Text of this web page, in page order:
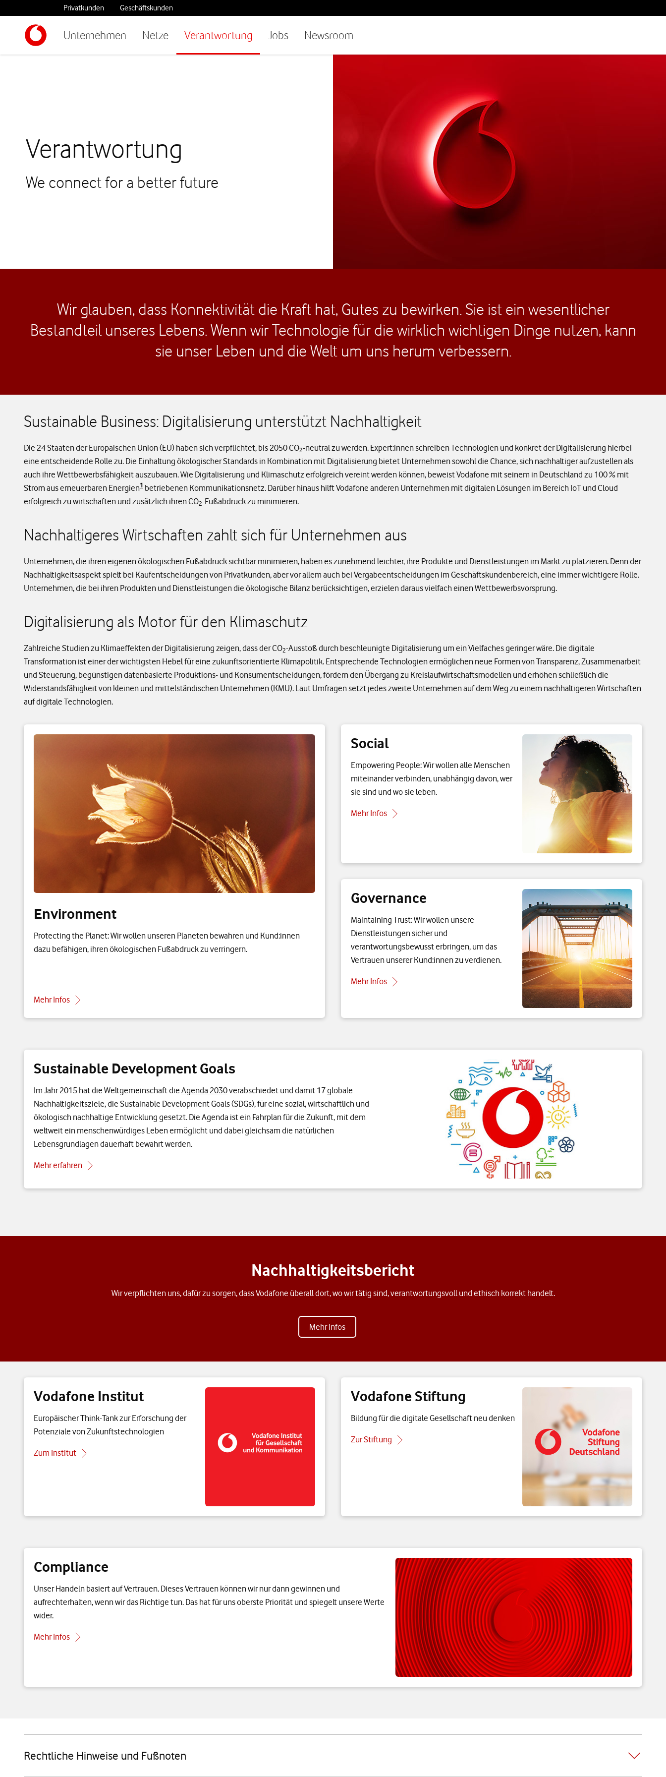
Unternehmen Netze Verantwortung Jobs Newsroom
Privatkunden Geschäftskunden
Verantwortung
We connect for a better future
Wir glauben, dass Konnektivität die Kraft hat, Gutes zu bewirken. Sie ist ein wesentlicher
Bestandteil unseres Lebens. Wenn wir Technologie für die wirklich wichtigen Dinge nutzen, kann
sie unser Leben und die Welt um uns herum verbessern.
Sustainable Business: Digitalisierung unterstützt Nachhaltigkeit
Die 24 Staaten der Europäischen Union (EU) haben sich verpflichtet, bis 2050 CO2-neutral zu werden. Expert:innen schreiben Technologien und konkret der Digitalisierung hierbei
eine entscheidende Rolle zu. Die Einhaltung ökologischer Standards in Kombination mit Digitalisierung bietet Unternehmen sowohl die Chance, sich nachhaltiger aufzustellen als
auch ihre Wettbewerbsfähigkeit auszubauen. Wie Digitalisierung und Klimaschutz erfolgreich vereint werden können, beweist Vodafone mit seinem in Deutschland zu 100 % mit
Strom aus erneuerbaren Energien1 betriebenen Kommunikationsnetz. Darüber hinaus hilft Vodafone anderen Unternehmen mit digitalen Lösungen im Bereich IoT und Cloud
erfolgreich zu wirtschaften und zusätzlich ihren CO2-Fußabdruck zu minimieren.
Nachhaltigeres Wirtschaften zahlt sich für Unternehmen aus
Unternehmen, die ihren eigenen ökologischen Fußabdruck sichtbar minimieren, haben es zunehmend leichter, ihre Produkte und Dienstleistungen im Markt zu platzieren. Denn der
Nachhaltigkeitsaspekt spielt bei Kaufentscheidungen von Privatkunden, aber vor allem auch bei Vergabeentscheidungen im Geschäftskundenbereich, eine immer wichtigere Rolle.
Unternehmen, die bei ihren Produkten und Dienstleistungen die ökologische Bilanz berücksichtigen, erzielen daraus vielfach einen Wettbewerbsvorsprung.
Digitalisierung als Motor für den Klimaschutz
Zahlreiche Studien zu Klimaeffekten der Digitalisierung zeigen, dass der CO2-Ausstoß durch beschleunigte Digitalisierung um ein Vielfaches geringer wäre. Die digitale
Transformation ist einer der wichtigsten Hebel für eine zukunftsorientierte Klimapolitik. Entsprechende Technologien ermöglichen neue Formen von Transparenz, Zusammenarbeit
und Steuerung, begünstigen datenbasierte Produktions- und Konsumentscheidungen, fördern den Übergang zu Kreislaufwirtschaftsmodellen und erhöhen schließlich die
Widerstandsfähigkeit von kleinen und mittelständischen Unternehmen (KMU). Laut Umfragen setzt jedes zweite Unternehmen auf dem Weg zu einem nachhaltigeren Wirtschaften
auf digitale Technologien.
Environment
Protecting the Planet: Wir wollen unseren Planeten bewahren und Kund:innen
dazu befähigen, ihren ökologischen Fußabdruck zu verringern.
Mehr Infos
Social
Empowering People: Wir wollen alle Menschen
miteinander verbinden, unabhängig davon, wer
sie sind und wo sie leben.
Mehr Infos
Governance
Maintaining Trust: Wir wollen unsere
Dienstleistungen sicher und
verantwortungsbewusst erbringen, um das
Vertrauen unserer Kund:innen zu verdienen.
Mehr Infos
Sustainable Development Goals
Im Jahr 2015 hat die Weltgemeinschaft die Agenda 2030verabschiedet und damit 17 globale
Nachhaltigkeitsziele, die Sustainable Development Goals (SDGs), für eine sozial, wirtschaftlich und
ökologisch nachhaltige Entwicklung gesetzt. Die Agenda ist ein Fahrplan für die Zukunft, mit dem
weltweit ein menschenwürdiges Leben ermöglicht und dabei gleichsam die natürlichen
Lebensgrundlagen dauerhaft bewahrt werden.
Mehr erfahren
Nachhaltigkeitsbericht
Wir verpflichten uns, dafür zu sorgen, dass Vodafone überall dort, wo wir tätig sind, verantwortungsvoll und ethisch korrekt handelt.
Mehr Infos
Vodafone Institut
Europäischer Think-Tank zur Erforschung der
Potenziale von Zukunftstechnologien
Zum Institut
Vodafone Stiftung
Bildung für die digitale Gesellschaft neu denken
Zur Stiftung
Compliance
Unser Handeln basiert auf Vertrauen. Dieses Vertrauen können wir nur dann gewinnen und
aufrechterhalten, wenn wir das Richtige tun. Das hat für uns oberste Priorität und spiegelt unsere Werte
wider.
Mehr Infos
Rechtliche Hinweise und Fußnoten